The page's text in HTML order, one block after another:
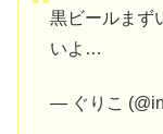
黒ビールま
いよ…
— ぐりこ